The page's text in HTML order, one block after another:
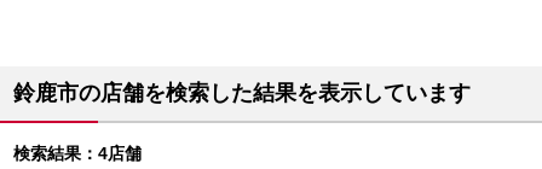
鈴鹿市の店舗を検索した結果を表示しています
検索結果：4店舗